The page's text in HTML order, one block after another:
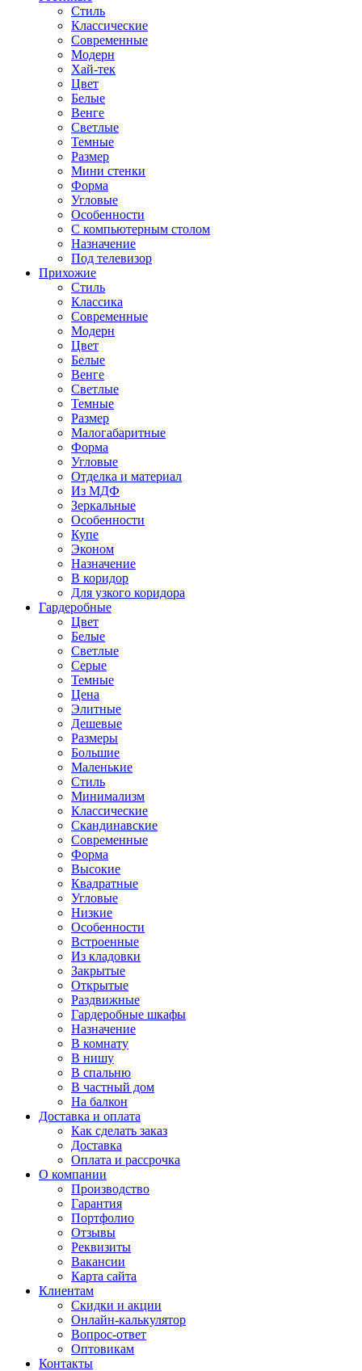
Стиль
Классические
Современные
Модерн
Хай-тек
Цвет
Белые
Венге
Светлые
Темные
Размер
Мини стенки
Форма
Угловые
Особенности
С компьютерным столом
Назначение
Под телевизор
Прихожие
Стиль
Классика
Современные
Модерн
Цвет
Белые
Венге
Светлые
Темные
Размер
Малогабаритные
Форма
Угловые
Отделка и материал
Из МДФ
Зеркальные
Особенности
Купе
Эконом
Назначение
В коридор
Для узкого коридора
Гардеробные
Цвет
Белые
Светлые
Серые
Темные
Цена
Элитные
Дешевые
Размеры
Большие
Маленькие
Стиль
Минимализм
Классические
Скандинавские
Современные
Форма
Высокие
Квадратные
Угловые
Низкие
Особенности
Встроенные
Из кладовки
Закрытые
Открытые
Раздвижные
Гардеробные шкафы
Назначение
В комнату
В нишу
В спальню
В частный дом
На балкон
Доставка и оплата
Как сделать заказ
Доставка
Оплата и рассрочка
О компании
Производство
Гарантия
Портфолио
Отзывы
Реквизиты
Вакансии
Карта сайта
Клиентам
Скидки и акции
Онлайн-калькулятор
Вопрос-ответ
Оптовикам
Контакты